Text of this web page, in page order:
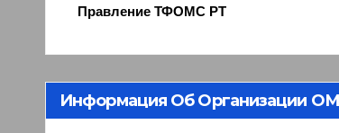
Правление ТФОМС РТ
Информация Об Организации